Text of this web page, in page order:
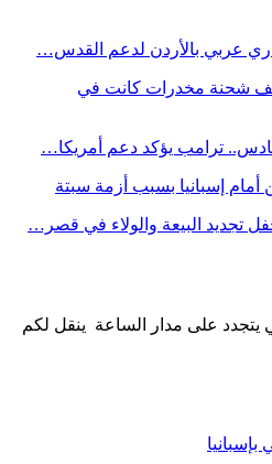
عربي بالأردن لدعم القدس…
شحنة مخدرات كانت في
ترامب يؤكد دعم أمريكا…
أمام إسبانيا بسبب أزمة سبتة
تجديد البيعة والولاء في قصر…
على مدار الساعة ينقل لكم